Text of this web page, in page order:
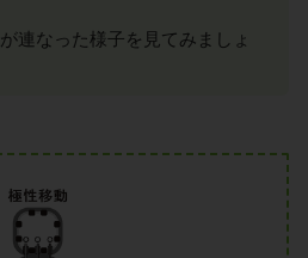
連なった様子を見てみましょ